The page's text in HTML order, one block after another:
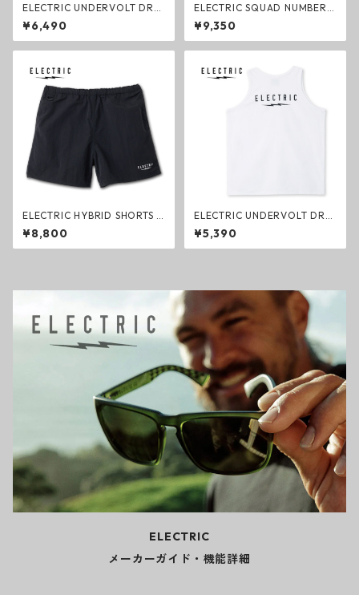
ELECTRIC UNDERVOLT DRY
TANK TREE CAMO ドライタ
ンクトップ ツリーカモ エレク
トリック ファッション
¥6,490
ELECTRIC SQUAD NUMBER
MESH TANK BLACK メッシュ
タンク ブラック エレクトリッ
ク タンクトップ ファッション
¥9,350
ELECTRIC HYBRID SHORTS 5i
nch BLACK SIMPLE ハイブリ
ットショーツ ブラック エレク
トリック ハーフパンツ ファッ
¥8,800
ELECTRIC UNDERVOLT DRY
TANK WHITE ドライタンクト
ップ ホワイト エレクトリック
ファッション
¥5,390
ELECTRIC
メーカーガイド・機能詳細